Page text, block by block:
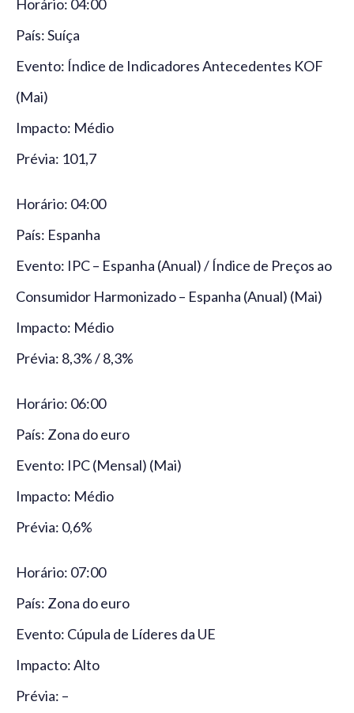
Horário: 04:00
País: Suíça
Evento: Índice de Indicadores Antecedentes KOF
(Mai)
Impacto: Médio
Prévia: 101,7
Horário: 04:00
País: Espanha
Evento: IPC – Espanha (Anual) / Índice de Preços ao
Consumidor Harmonizado – Espanha (Anual) (Mai)
Impacto: Médio
Prévia: 8,3% / 8,3%
Horário: 06:00
País: Zona do euro
Evento: IPC (Mensal) (Mai)
Impacto: Médio
Prévia: 0,6%
Horário: 07:00
País: Zona do euro
Evento: Cúpula de Líderes da UE
Impacto: Alto
Prévia: –